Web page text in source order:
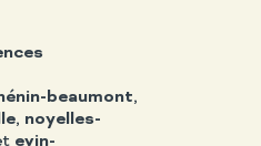
beaumont,
, noyelles-